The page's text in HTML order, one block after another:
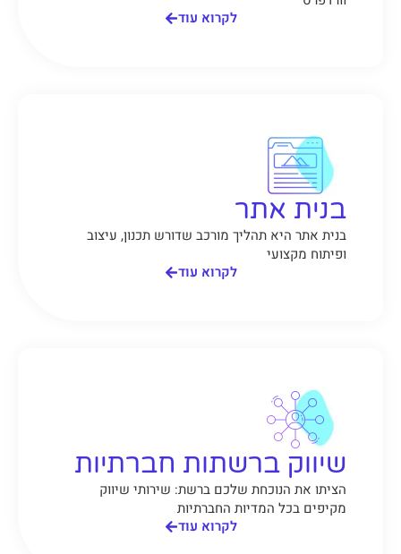
לקרוא עוד
בנית אתר
בנית אתר היא תהליך מורכב שדורש תכנון, עיצוב
ופיתוח מקצועי
לקרוא עוד
שיווק ברשתות חברתיות
הציתו את הנוכחת שלכם ברשת: שירותי שיווק
מקיפים בכל המדיות החברתיות
לקרוא עוד